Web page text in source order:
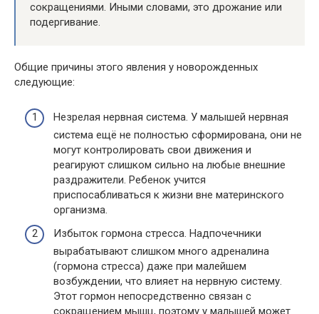
сокращениями. Иными словами, это дрожание или
подергивание.
Общие причины этого явления у новорожденных
следующие:
Незрелая нервная система. У малышей нервная
система ещё не полностью сформирована, они не
могут контролировать свои движения и
реагируют слишком сильно на любые внешние
раздражители. Ребенок учится
приспосабливаться к жизни вне материнского
организма.
Избыток гормона стресса. Надпочечники
вырабатывают слишком много адреналина
(гормона стресса) даже при малейшем
возбуждении, что влияет на нервную систему.
Этот гормон непосредственно связан с
сокращением мышц, поэтому у малышей может